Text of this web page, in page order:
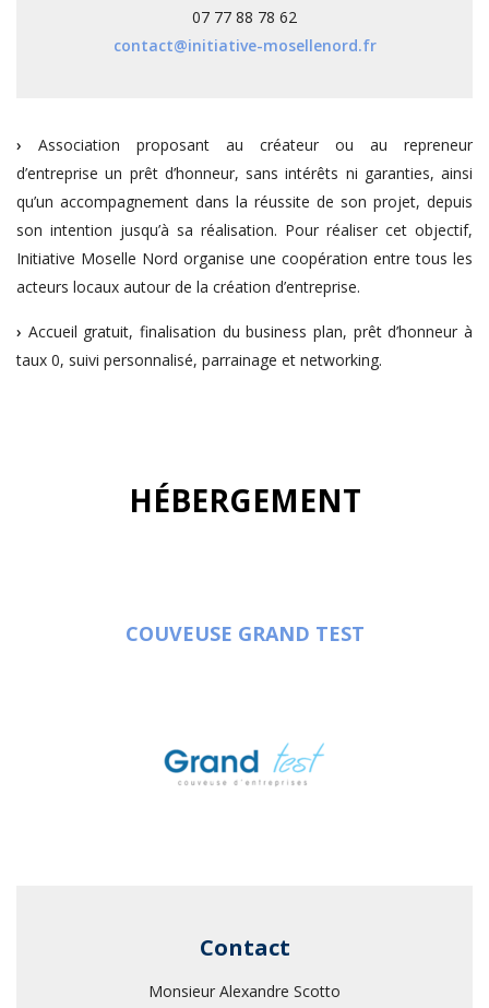
07 77 88 78 62
contact@initiative-mosellenord.fr
› Association proposant au créateur ou au repreneur
d’entreprise un prêt d’honneur, sans intérêts ni garanties, ainsi
qu’un accompagnement dans la réussite de son projet, depuis
son intention jusqu’à sa réalisation. Pour réaliser cet objectif,
Initiative Moselle Nord organise une coopération entre tous les
acteurs locaux autour de la création d’entreprise.
› Accueil gratuit, finalisation du business plan, prêt d’honneur à
taux 0, suivi personnalisé, parrainage et networking.
HÉBERGEMENT
COUVEUSE GRAND TEST
Contact
Monsieur Alexandre Scotto